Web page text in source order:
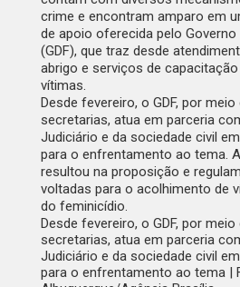
crime e encontram amparo em
de apoio oferecida pelo Governo
(GDF), que traz desde
abrigo e serviços de
vítimas.
Desde fevereiro, o GDF, por
secretarias, atua em parceria
Judiciário e da sociedade civil
para o enfrentamento ao tema.
resultou na proposição e
voltadas para o acolhimento de
do feminicídio.
Desde fevereiro, o GDF, por
secretarias, atua em parceria
Judiciário e da sociedade civil
para o enfrentamento ao tema |